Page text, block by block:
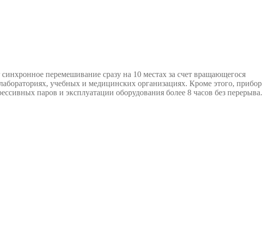
перемешивание сразу на 10 местах за счет вращающегося
учебных и медицинских организациях. Кроме этого, прибор
паров и эксплуатации оборудования более 8 часов без перерыва.